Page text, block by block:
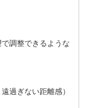
調整できるような
過ぎない距離感）